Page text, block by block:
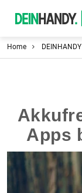
Home
Apps